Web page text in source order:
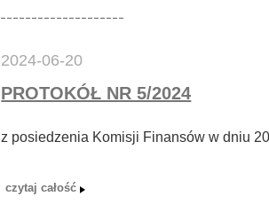
2024-06-20
PROTOKÓŁ NR 5/2024
z posiedzenia Komisji Finansów w dniu